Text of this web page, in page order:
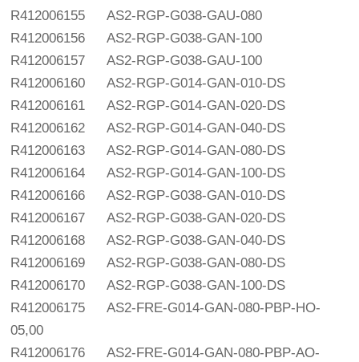
R412006155
AS2-RGP-G038-GAU-080
R412006156
AS2-RGP-G038-GAN-100
R412006157
AS2-RGP-G038-GAU-100
R412006160
AS2-RGP-G014-GAN-010-DS
R412006161
AS2-RGP-G014-GAN-020-DS
R412006162
AS2-RGP-G014-GAN-040-DS
R412006163
AS2-RGP-G014-GAN-080-DS
R412006164
AS2-RGP-G014-GAN-100-DS
R412006166
AS2-RGP-G038-GAN-010-DS
R412006167
AS2-RGP-G038-GAN-020-DS
R412006168
AS2-RGP-G038-GAN-040-DS
R412006169
AS2-RGP-G038-GAN-080-DS
R412006170
AS2-RGP-G038-GAN-100-DS
R412006175
AS2-FRE-G014-GAN-080-PBP-HO-
05,00
R412006176
AS2-FRE-G014-GAN-080-PBP-AO-